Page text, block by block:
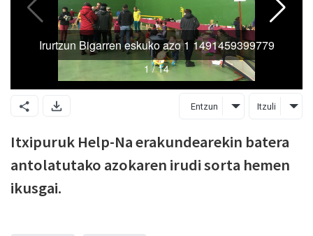
Entzun Itzuli
Itxipuruk Help-Na erakundearekin batera
antolatutako azokaren irudi sorta hemen
ikusgai.